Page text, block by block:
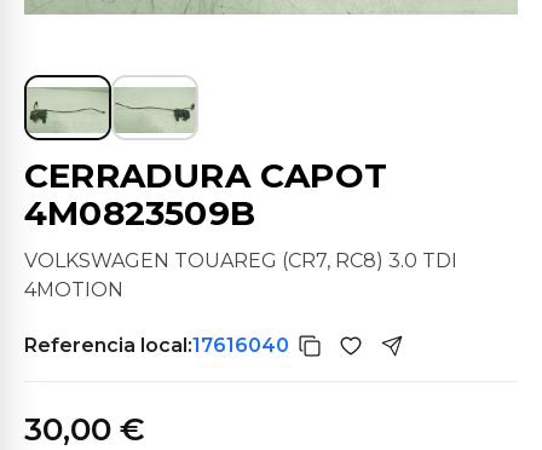
CERRADURA CAPOT
4M0823509B
VOLKSWAGEN TOUAREG (CR7, RC8) 3.0 TDI
4MOTION
Referencia local:17616040
30,00 €